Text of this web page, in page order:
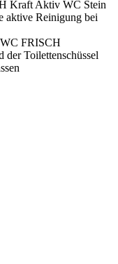
Kraft Aktiv WC Stein
aktive Reinigung bei
FRISCH
der Toilettenschüssel